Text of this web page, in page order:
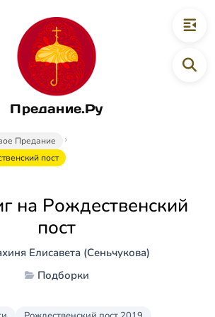
Предание.Ру
Предание
пост
на Рождественский
пост
Елисавета (Сеньчукова)
Подборки